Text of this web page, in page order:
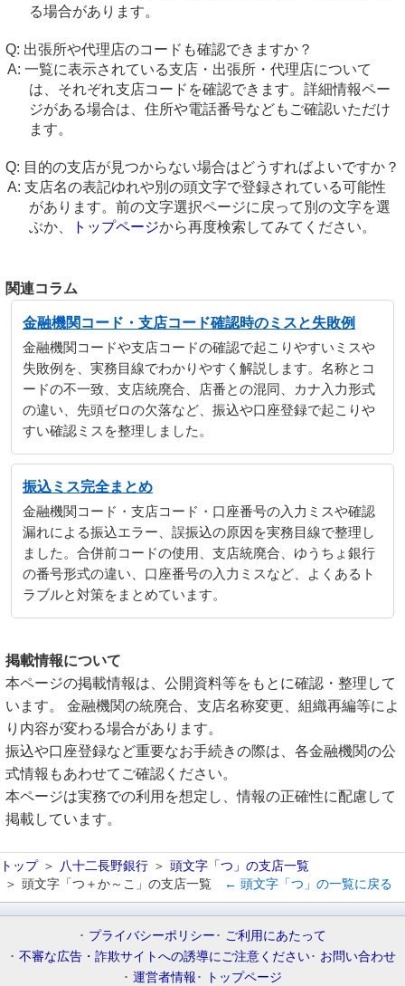
る場合があります。
出張所や代理店のコードも確認できますか？
一覧に表示されている支店・出張所・代理店について
は、それぞれ支店コードを確認できます。詳細情報ペー
ジがある場合は、住所や電話番号などもご確認いただけ
ます。
目的の支店が見つからない場合はどうすればよいですか？
支店名の表記ゆれや別の頭文字で登録されている可能性
があります。前の文字選択ページに戻って別の文字を選
ぶか、
トップページから再度検索してみてください。
関連コラム
金融機関コード・支店コード確認時のミスと失敗例
金融機関コードや支店コードの確認で起こりやすいミスや
失敗例を、実務目線でわかりやすく解説します。名称とコ
ードの不一致、支店統廃合、店番との混同、カナ入力形式
の違い、先頭ゼロの欠落など、振込や口座登録で起こりや
すい確認ミスを整理しました。
振込ミス完全まとめ
金融機関コード・支店コード・口座番号の入力ミスや確認
漏れによる振込エラー、誤振込の原因を実務目線で整理し
ました。合併前コードの使用、支店統廃合、ゆうちょ銀行
の番号形式の違い、口座番号の入力ミスなど、よくあるト
ラブルと対策をまとめています。
掲載情報について
本ページの掲載情報は、公開資料等をもとに確認・整理して
います。 金融機関の統廃合、支店名称変更、組織再編等によ
り内容が変わる場合があります。
振込や口座登録など重要なお手続きの際は、各金融機関の公
式情報もあわせてご確認ください。
本ページは実務での利用を想定し、情報の正確性に配慮して
掲載しています。
トップ 八十二長野銀行
頭文字「つ」の支店一覧
頭文字「つ＋か～こ」の支店一覧
← 頭文字「つ」の一覧に戻る
プライバシーポリシー
ご利用にあたって
不審な広告・詐欺サイトへの誘導にご注意ください
お問い合わせ
運営者情報
トップページ